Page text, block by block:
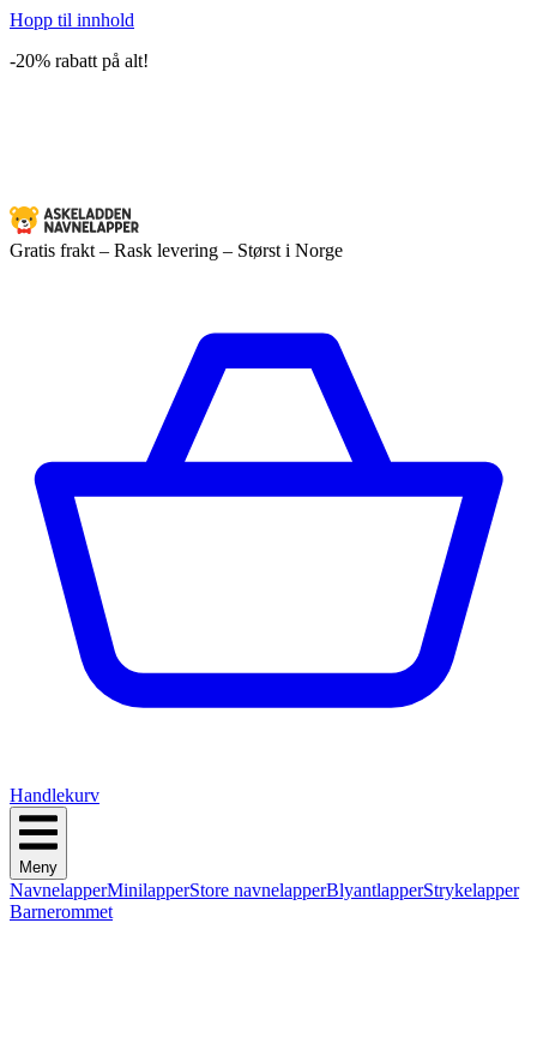
Hopp til innhold
-20% rabatt på alt!
Gratis frakt – Rask levering – Størst i Norge
Handlekurv
Meny
NavnelapperMinilapperStore navnelapperBlyantlapperStrykelapper
Barnerommet